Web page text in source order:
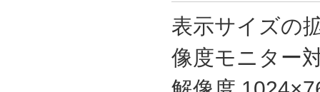
表示サイズの
像度モニター